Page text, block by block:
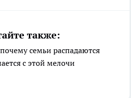
также:
семьи распадаются
с этой мелочи